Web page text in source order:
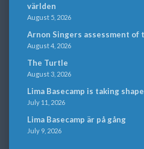
världen
August 5, 2026
Arnon Singers assessment of
August 4, 2026
The Turtle
August 3, 2026
Lima Basecamp is taking
July 11, 2026
Lima Basecamp är på gång
July 9, 2026